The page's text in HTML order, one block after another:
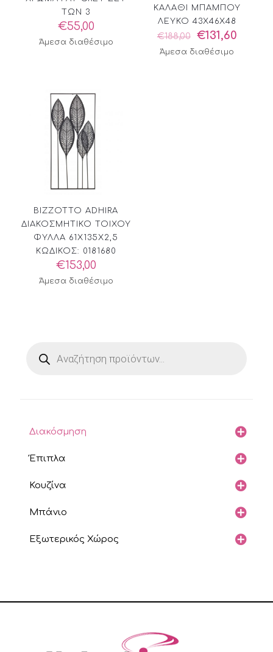
ΤΩΝ 3
€55,00
Άμεσα διαθέσιμο
ΚΑΛΑΘΙ ΜΠΑΜΠΟΥ
ΛΕΥΚΟ 43X46X48
€188,00
Original
price
was:
€131,60Η
Άμεσα διαθέσιμο
BIZZOTTO ADHIRA
ΔΙΑΚΟΣΜΗΤΙΚΟ ΤΟΙΧΟΥ
ΦΥΛΛΑ 61Χ135Χ2,5
ΚΩΔΙΚΟΣ: 0181680
€153,00
Άμεσα διαθέσιμο
search
Διακόσμηση
Έπιπλα
Κουζίνα
Μπάνιο
Εξωτερικός Χώρος